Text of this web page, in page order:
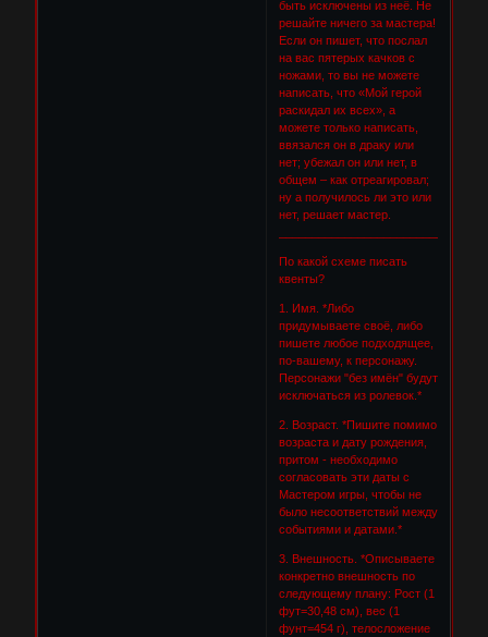
быть исключены из неё. Не
решайте ничего за мастера!
Если он пишет, что послал
на вас пятерых качков с
ножами, то вы не можете
написать, что «Мой герой
раскидал их всех», а
можете только написать,
ввязался он в драку или
нет; убежал он или нет, в
общем – как отреагировал;
ну а получилось ли это или
нет, решает мастер.
По какой схеме писать
квенты?
1. Имя. *Либо
придумываете своё, либо
пишете любое подходящее,
по-вашему, к персонажу.
Персонажи "без имён" будут
исключаться из ролевок.*
2. Возраст. *Пишите помимо
возраста и дату рождения,
притом - необходимо
согласовать эти даты с
Мастером игры, чтобы не
было несоответствий между
событиями и датами.*
3. Внешность. *Описываете
конкретно внешность по
следующему плану: Рост (1
фут=30,48 см), вес (1
фунт=454 г), телосложение